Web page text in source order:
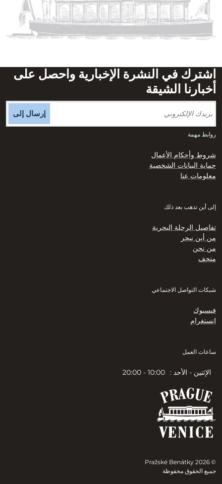
اشترك في النشرة الإخبارية واحصل على
أخبارنا الشيقة
إرسال إلى
© 2026 Pražské Benátky
جميع الحقوق محفوظة
روابط مهمة
شروط وأحكام الأعمال
حماية البيانات الشخصية
معلومات عنا
إلى أين تذهب بعد ذلك
تفاصيل الرحلة البحرية
من أين نبحر
من نحن
متحف
شبكات التواصل الاجتماعي
فيسبوك
انستغرام
ساعات العمل
الإثنين - الأحد : 10:00 - 20:00